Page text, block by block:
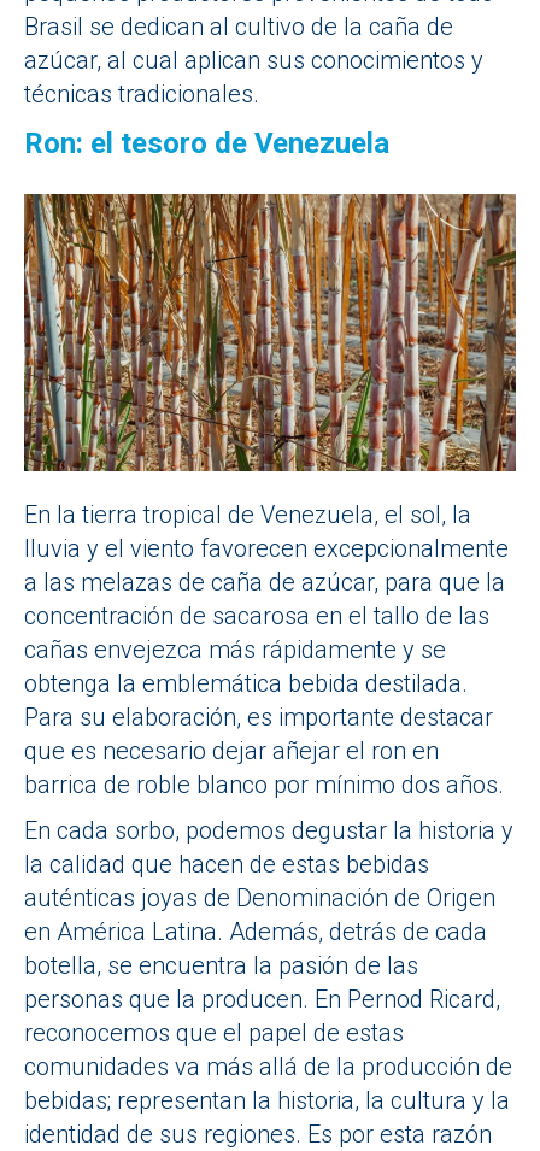
Brasil se dedican al cultivo de la caña de
azúcar, al cual aplican sus conocimientos y
técnicas tradicionales.
Ron: el tesoro de Venezuela
En la tierra tropical de Venezuela, el sol, la
lluvia y el viento favorecen excepcionalmente
a las melazas de caña de azúcar, para que la
concentración de sacarosa en el tallo de las
cañas envejezca más rápidamente y se
obtenga la emblemática bebida destilada.
Para su elaboración, es importante destacar
que es necesario dejar añejar el ron en
barrica de roble blanco por mínimo dos años.
En cada sorbo, podemos degustar la historia y
la calidad que hacen de estas bebidas
auténticas joyas de Denominación de Origen
en América Latina. Además, detrás de cada
botella, se encuentra la pasión de las
personas que la producen. En Pernod Ricard,
reconocemos que el papel de estas
comunidades va más allá de la producción de
bebidas; representan la historia, la cultura y la
identidad de sus regiones. Es por esta razón